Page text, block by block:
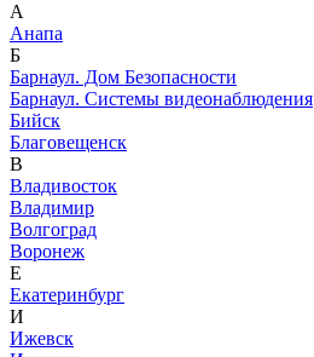
А
Анапа
Б
Барнаул. Дом Безопасности
Барнаул. Системы видеонаблюдения
Бийск
Благовещенск
В
Владивосток
Владимир
Волгоград
Воронеж
Е
Екатеринбург
И
Ижевск